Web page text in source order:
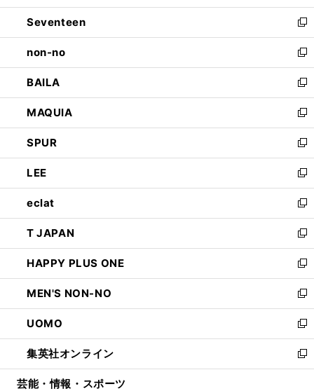
開
く
ウ
で
開
く
ン
ド
ウ
で
開
く
Seventeen
新
し
い
ウ
ィ
ン
ド
ウ
で
開
く
non-no
新
し
い
ウ
ィ
ン
ド
ウ
で
開
く
BAILA
新
し
い
ウ
ィ
ン
ド
ウ
で
開
く
MAQUIA
新
し
い
ウ
ィ
ン
ド
ウ
で
開
く
SPUR
新
し
い
ウ
ィ
ン
ド
ウ
で
開
く
LEE
新
し
い
ウ
ィ
ン
ド
ウ
で
開
く
eclat
新
し
い
ウ
ィ
ン
ド
ウ
で
開
く
T JAPAN
新
し
い
ウ
ィ
ン
ド
ウ
で
開
HAPPY PLUS ONE
新
し
い
ウ
ィ
ン
ド
ウ
MEN'S NON-NO
新
し
い
ウ
ィ
ン
UOMO
新
し
い
ウ
集英社オンライン
新
し
芸能・情報・スポーツ